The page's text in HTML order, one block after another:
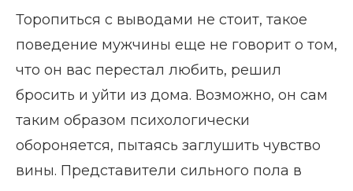
Торопиться с выводами не стоит, такое
поведение мужчины еще не говорит о том,
что он вас перестал любить, решил
бросить и уйти из дома. Возможно, он сам
таким образом психологически
обороняется, пытаясь заглушить чувство
вины. Представители сильного пола в